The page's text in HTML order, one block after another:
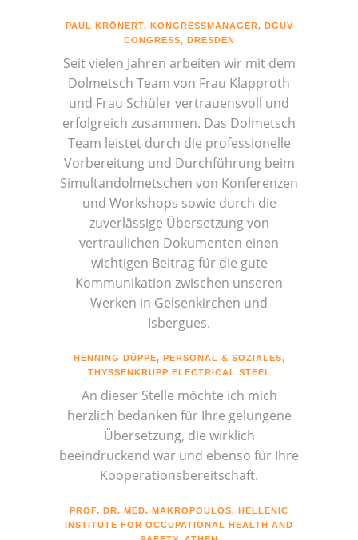
PAUL KRÖNERT, KONGRESSMANAGER, DGUV
CONGRESS, DRESDEN
Seit vielen Jahren arbeiten wir mit dem
Dolmetsch Team von Frau Klapproth
und Frau Schüler vertrauensvoll und
erfolgreich zusammen. Das Dolmetsch
Team leistet durch die professionelle
Vorbereitung und Durchführung beim
Simultandolmetschen von Konferenzen
und Workshops sowie durch die
zuverlässige Übersetzung von
vertraulichen Dokumenten einen
wichtigen Beitrag für die gute
Kommunikation zwischen unseren
Werken in Gelsenkirchen und
Isbergues.
HENNING DÜPPE, PERSONAL & SOZIALES,
THYSSENKRUPP ELECTRICAL STEEL
An dieser Stelle möchte ich mich
herzlich bedanken für Ihre gelungene
Übersetzung, die wirklich
beeindruckend war und ebenso für Ihre
Kooperationsbereitschaft.
PROF. DR. MED. MAKROPOULOS, HELLENIC
INSTITUTE FOR OCCUPATIONAL HEALTH AND